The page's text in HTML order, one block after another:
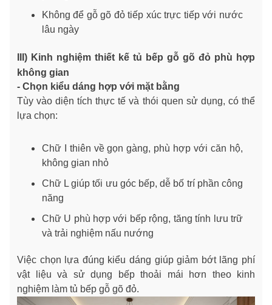
Không để gỗ gõ đỏ tiếp xúc trực tiếp với nước
lâu ngày
III) Kinh nghiệm thiết kế tủ bếp gỗ gõ đỏ phù hợp
không gian
- Chọn kiểu dáng hợp với mặt bằng
Tùy vào diện tích thực tế và thói quen sử dụng, có thể
lựa chọn:
Chữ I thiên về gọn gàng, phù hợp với căn hộ,
không gian nhỏ
Chữ L giúp tối ưu góc bếp, dễ bố trí phần công
năng
Chữ U phù hợp với bếp rộng, tăng tính lưu trữ
và trải nghiệm nấu nướng
Việc chọn lựa đúng kiểu dáng giúp giảm bớt lãng phí
vật liệu và sử dụng bếp thoải mái hơn theo kinh
nghiệm làm tủ bếp gỗ gõ đỏ.